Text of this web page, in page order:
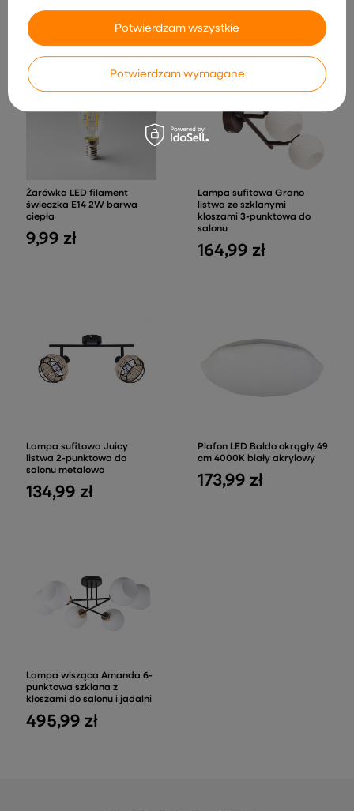
INNE PRODUKTY PRODUCENTA
Żarówka LED filament
świeczka E14 2W barwa
ciepła
9,99 zł
Lampa sufitowa Grano
listwa ze szklanymi
kloszami 3-punktowa do
salonu
164,99 zł
Lampa sufitowa Juicy
listwa 2-punktowa do
salonu metalowa
134,99 zł
Plafon LED Baldo okrągły 49
cm 4000K biały akrylowy
173,99 zł
Lampa wisząca Amanda 6-
punktowa szklana z
kloszami do salonu i jadalni
495,99 zł
Potwierdzam wymagane
Potwierdzam wszystkie